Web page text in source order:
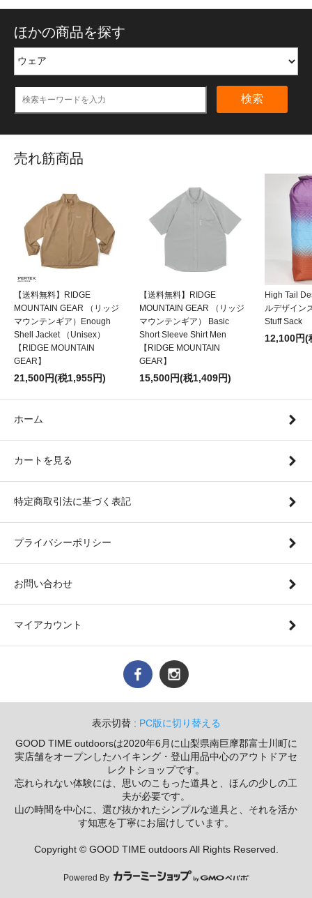
ほかの商品を探す
検索
売れ筋商品
【送料無料】RIDGE
MOUNTAIN GEAR （リッジ
マウンテンギア）Enough
Shell Jacket （Unisex）
【RIDGE MOUNTAIN
GEAR】
21,500円(税1,955円)
【送料無料】RIDGE
MOUNTAIN GEAR （リッジ
マウンテンギア） Basic
Short Sleeve Shirt Men
【RIDGE MOUNTAIN
GEAR】
15,500円(税1,409円)
High Tail
ルデザイン
Stuff Sack
12,100円(
ホーム
カートを見る
特定商取引法に基づく表記
プライバシーポリシー
お問い合わせ
マイアカウント
表示切替 : PC版に切り替える
GOOD TIME outdoorsは2020年6月に山梨県南巨摩郡富士川町に
実店舗をオープンしたハイキング・登山用品中心のアウトドアセ
レクトショップです。
忘れられない体験には、思いのこもった道具と、ほんの少しの工
夫が必要です。
山の時間を中心に、選び抜かれたシンプルな道具と、それを活か
す知恵を丁寧にお届けしています。
Copyright © GOOD TIME outdoors All Rights Reserved.
Powered By